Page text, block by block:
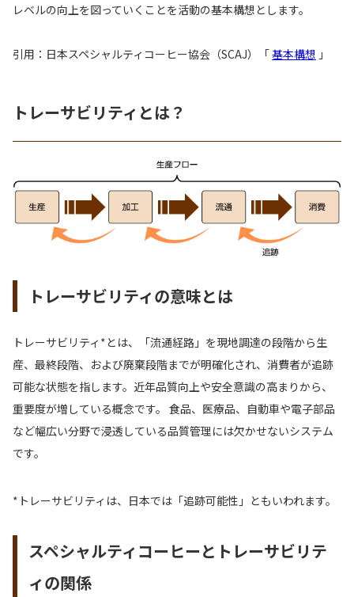
レベルの向上を図っていくことを活動の基本構想とします。
引用：日本スペシャルティコーヒー協会（SCAJ）「基本構想 」
トレーサビリティとは？
トレーサビリティの意味とは
トレーサビリティ*とは、「流通経路」を現地調達の段階から生
産、最終段階、および廃棄段階までが明確化され、消費者が追跡
可能な状態を指します。近年品質向上や安全意識の高まりから、
重要度が増している概念です。 食品、医療品、自動車や電子部品
など幅広い分野で浸透している品質管理には欠かせないシステム
です。
*トレーサビリティは、日本では「追跡可能性」ともいわれます。
スペシャルティコーヒーとトレーサビリテ
ィの関係